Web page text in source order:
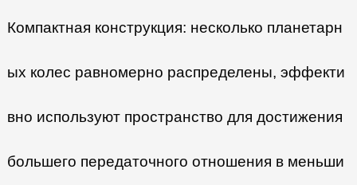
Компактная конструкция: несколько планетарн
ых колес равномерно распределены, эффекти
вно используют пространство для достижения
большего передаточного отношения в меньши